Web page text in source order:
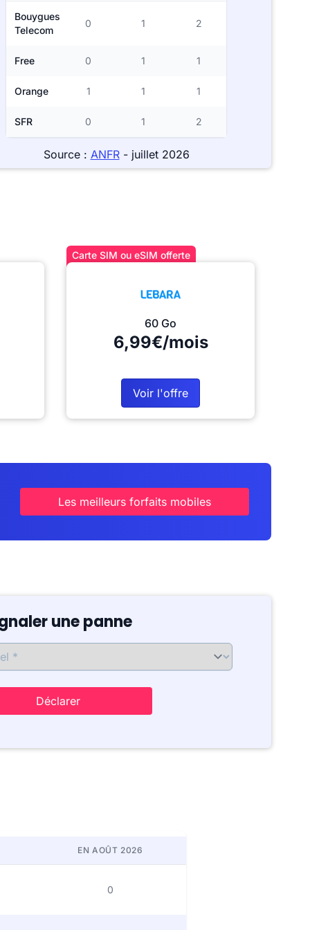
Bouygues
Telecom
0 1 2
Free 0 1 1
Orange 1 1 1
SFR 0 1 2
Source : ANFR- juillet 2026
Carte SIM ou eSIM offerte
60 Go
6,99€/mois
Voir l'offre
Les meilleurs forfaits mobiles
une panne
Déclarer
EN AOÛT 2026
0